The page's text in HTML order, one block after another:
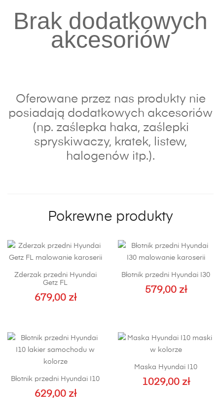
Brak dodatkowych
akcesoriów
Oferowane przez nas produkty nie
posiadają dodatkowych akcesoriów
(np. zaślepka haka, zaślepki
spryskiwaczy, kratek, listew,
halogenów itp.).
Pokrewne produkty
Zderzak przedni Hyundai
Getz FL
679,00 zł
ma
wiele
można
wybrać
Błotnik przedni Hyundai I30
579,00 zł
wiele
wariantów.
wybrać
Błotnik przedni Hyundai I10
629,00 zł
Maska Hyundai I10
1029,00 zł